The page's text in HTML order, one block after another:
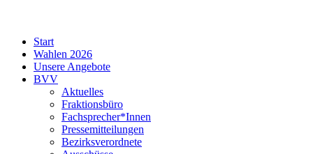
Neukölln
Start
Wahlen 2026
Unsere Angebote
BVV
Aktuelles
Fraktionsbüro
Fachsprecher*Innen
Pressemitteilungen
Bezirksverordnete